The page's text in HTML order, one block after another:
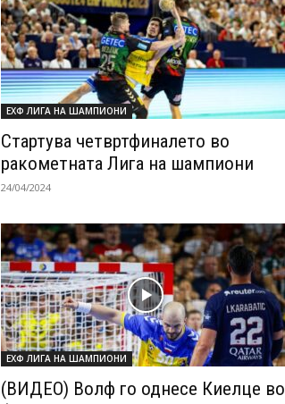
ЕХФ ЛИГА НА ШАМПИОНИ
Стартува четвртфиналето во
ракометната Лига на шампиони
24/04/2024
ЕХФ ЛИГА НА ШАМПИОНИ
(ВИДЕО) Волф го однесе Киелце во